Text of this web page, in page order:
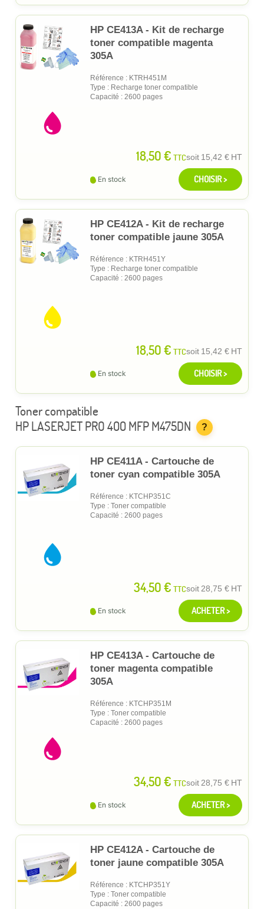
HP CE413A - Kit de recharge
toner compatible magenta
305A
Référence : KTRH451M
Type : Recharge toner compatible
Capacité : 2600 pages
18,50 € TTCsoit 15,42 € HT
En stock CHOISIR >
HP CE412A - Kit de recharge
toner compatible jaune 305A
Référence : KTRH451Y
Type : Recharge toner compatible
Capacité : 2600 pages
18,50 € TTCsoit 15,42 € HT
En stock CHOISIR >
Toner compatible
HP LASERJET PRO 400 MFP M475DN
?
HP CE411A - Cartouche de
toner cyan compatible 305A
Référence : KTCHP351C
Type : Toner compatible
Capacité : 2600 pages
34,50 € TTCsoit28,75 € HT
En stock ACHETER >
HP CE413A - Cartouche de
toner magenta compatible
305A
Référence : KTCHP351M
Type : Toner compatible
Capacité : 2600 pages
34,50 € TTCsoit28,75 € HT
En stock ACHETER >
HP CE412A - Cartouche de
toner jaune compatible 305A
Référence : KTCHP351Y
Type : Toner compatible
Capacité : 2600 pages